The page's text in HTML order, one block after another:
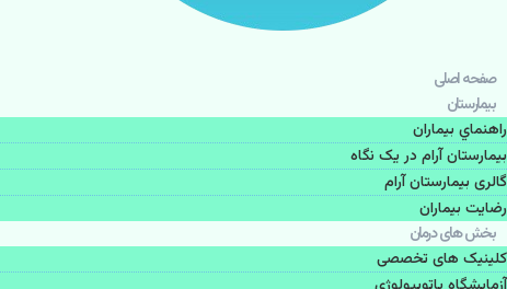
صفحه اصلی
بيمارستان
راهنماي بیماران
بیمارستان آرام در یک نگاه
گالری بیمارستان آرام
رضایت بیماران
بخش های درمان
کلینیک های تخصصی